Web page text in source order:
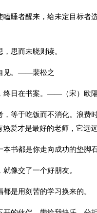
瞌睡者醒来，给未定目标者
思而未晓则读。
见。——裴松之
终日在书案。——（宋）欧
，等于吃饭而不消化。浪费
热爱才是最好的老师，它远
书都是你走向成功的垫脚石
像交了一个好朋友。
是用刻苦的学习换来的。